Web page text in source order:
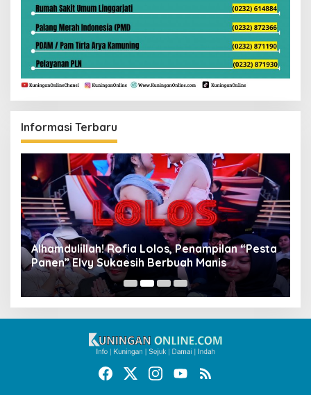
Informasi Terbaru
Alhamdulillah! Rofia Lolos, Penampilan “Pesta
Panen” Elvy Sukaesih Berbuah Manis